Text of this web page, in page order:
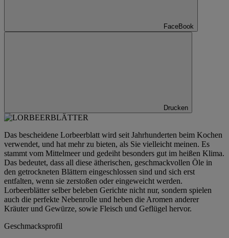
FaceBook
Drucken
Das bescheidene Lorbeerblatt wird seit Jahrhunderten beim Kochen
verwendet, und hat mehr zu bieten, als Sie vielleicht meinen. Es
stammt vom Mittelmeer und gedeiht besonders gut im heißen Klima.
Das bedeutet, dass all diese ätherischen, geschmackvollen Öle in
den getrockneten Blättern eingeschlossen sind und sich erst
entfalten, wenn sie zerstoßen oder eingeweicht werden.
Lorbeerblätter selber beleben Gerichte nicht nur, sondern spielen
auch die perfekte Nebenrolle und heben die Aromen anderer
Kräuter und Gewürze, sowie Fleisch und Geflügel hervor.
Geschmacksprofil